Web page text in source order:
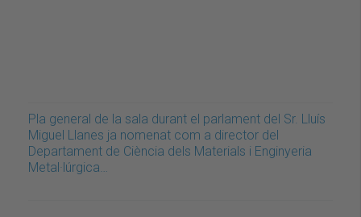
Pla general de la sala durant el parlament del Sr. Lluís
Miguel Llanes ja nomenat com a director del
Departament de Ciència dels Materials i Enginyeria
Metal·lúrgica…